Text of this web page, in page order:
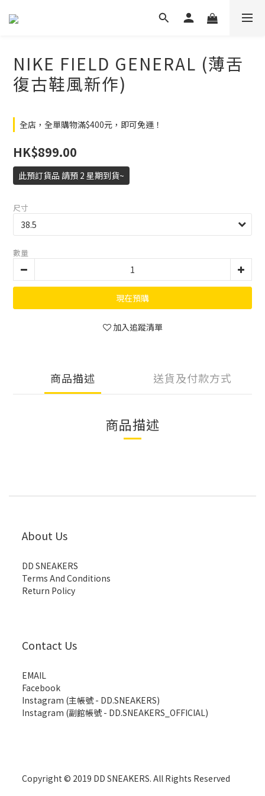
NIKE FIELD GENERAL (薄舌
復古鞋風新作)
全店，全單購物滿$400元，即可免運！
HK$899.00
此預訂貨品 請預 2 星期到貨~
尺寸
數量
現在預購
加入追蹤清單
商品描述 送貨及付款方式
商品描述
About Us
DD SNEAKERS
Terms And Conditions
Return Policy
Contact Us
EMAIL
Facebook
Instagram (主帳號 - DD.SNEAKERS)
Instagram (副館帳號 - DD.SNEAKERS_OFFICIAL)
Copyright © 2019 DD SNEAKERS. All Rights Reserved